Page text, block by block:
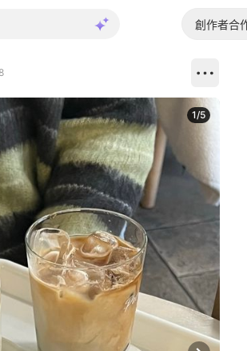
創作者合
1/5